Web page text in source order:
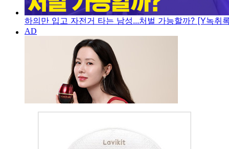
하의만 입고 자전거 타는 남성...처벌 가능할까? [Y녹취